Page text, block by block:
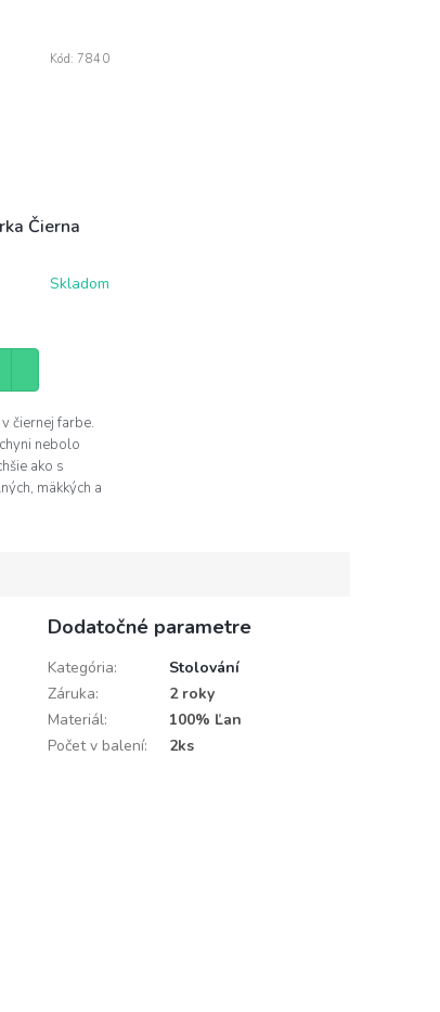
Čierna
Skladom
čiernej farbe.
nebolo
ako s
mäkkých a
Kód: 7840
Dodatočné parametre
Kategória:
Stolování
Záruka:
2 roky
Materiál:
100% Ľan
Počet v balení: 2ks